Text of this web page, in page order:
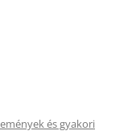
és gyakori